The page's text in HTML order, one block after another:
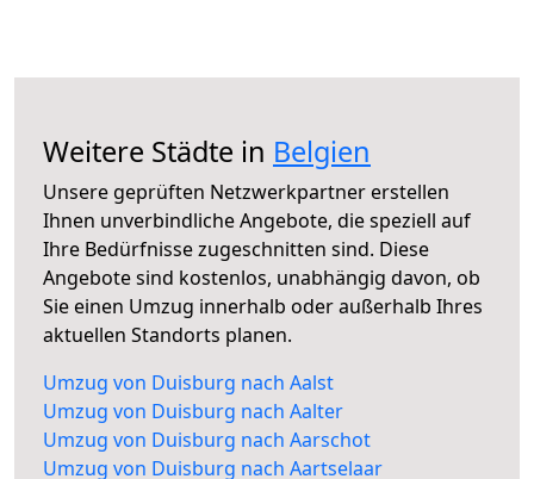
Weitere Städte in Belgien
Unsere geprüften Netzwerkpartner erstellen
Ihnen unverbindliche Angebote, die speziell auf
Ihre Bedürfnisse zugeschnitten sind. Diese
Angebote sind kostenlos, unabhängig davon, ob
Sie einen Umzug innerhalb oder außerhalb Ihres
aktuellen Standorts planen.
Umzug von Duisburg nach Aalst
Umzug von Duisburg nach Aalter
Umzug von Duisburg nach Aarschot
Umzug von Duisburg nach Aartselaar